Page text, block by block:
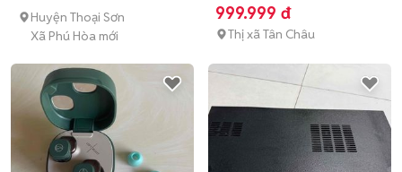
Huyện Thoại Sơn
Xã Phú Hòa mới
999.999 đ
Thị xã Tân Châu